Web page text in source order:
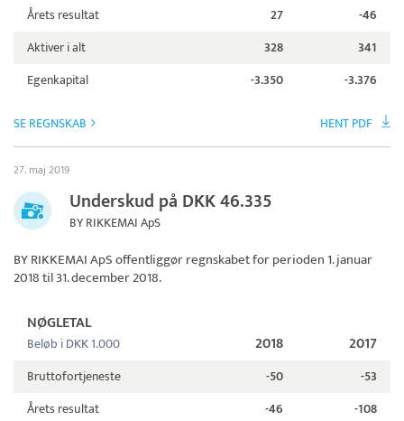
Årets resultat
27
-46
Aktiver i alt
328
341
Egenkapital
-3.350 -3.376
SE REGNSKAB HENT PDF
27. maj 2019
Underskud på DKK 46.335
BY RIKKEMAI ApS
BY RIKKEMAI ApSoffentliggør regnskabet for perioden 1. januar
2018 til 31. december 2018.
NØGLETAL
Beløb i DKK 1.000 2018 2017
Bruttofortjeneste -50
-53
Årets resultat
-46
-108